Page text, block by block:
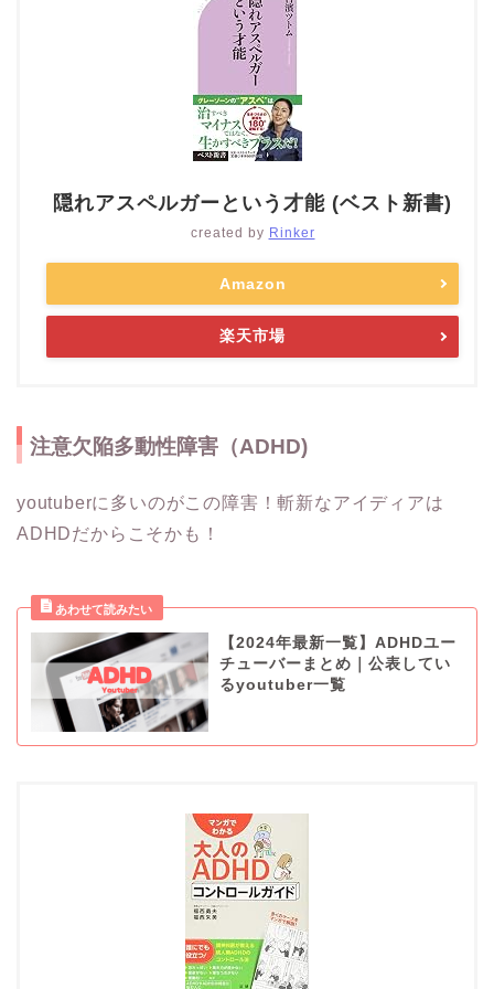
隠れアスペルガーという才能 (ベスト新書)
created by Rinker
Amazon
楽天市場
注意欠陥多動性障害（ADHD)
youtuberに多いのがこの障害！斬新なアイディアは
ADHDだからこそかも！
【2024年最新一覧】ADHDユー
チューバーまとめ｜公表してい
るyoutuber一覧